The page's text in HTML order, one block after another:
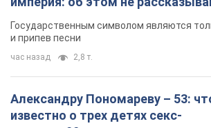
6 часов назад 6,8 т.
В ПриватБанке рассказали,
действительны ли доллары 1996
года: принимают ли обменники и
банки такие купюры
Что делать, если банки и обменники не
принимают старые доллары